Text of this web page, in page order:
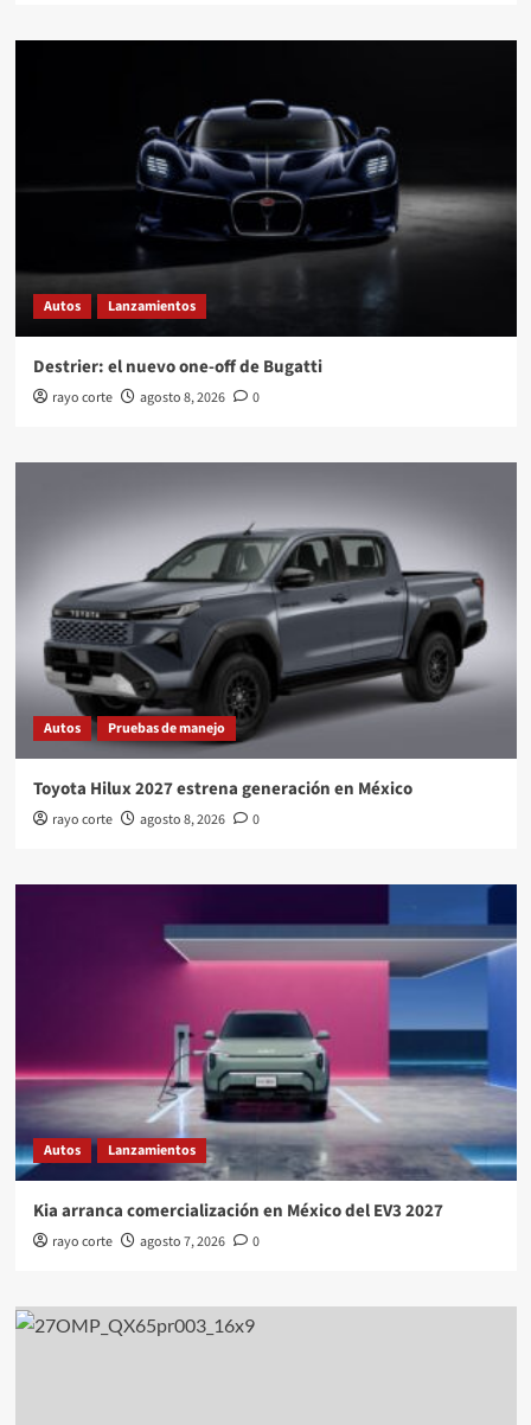
Autos Lanzamientos
Destrier: el nuevo one-off de Bugatti
rayo corte agosto 8, 2026 0
Autos Pruebas de manejo
Toyota Hilux 2027 estrena generación en México
rayo corte agosto 8, 2026 0
Autos Lanzamientos
Kia arranca comercialización en México del EV3 2027
rayo corte agosto 7, 2026 0